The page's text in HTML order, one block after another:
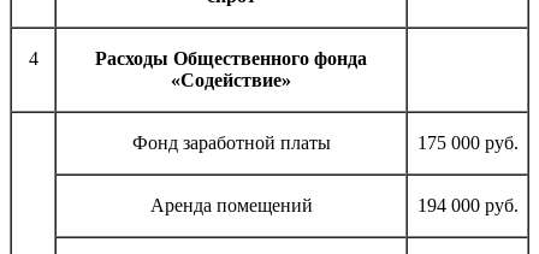
4
Расходы Общественного фонда
«Содействие»
Фонд заработной платы 175 000 руб.
Аренда помещений 194 000 руб.